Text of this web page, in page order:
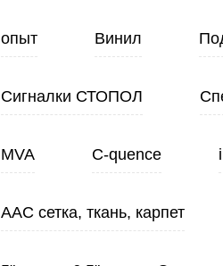
опыт Винил
Сигналки СТОПОЛ
MVA C-quence
ААС сетка, ткань, карпет